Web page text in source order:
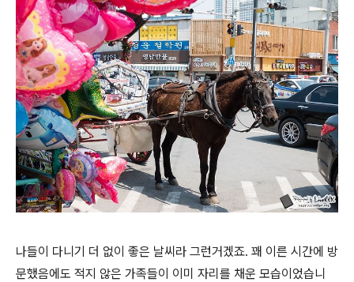
나들이 다니기 더 없이 좋은 날씨라 그런거겠죠. 꽤 이른 시간에 방
문했음에도 적지 않은 가족들이 이미 자리를 채운 모습이었습니